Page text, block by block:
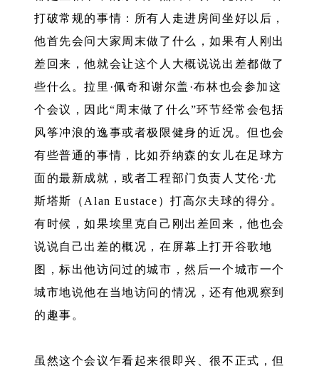
打破常规的事情：所有人走进房间坐好以后，
他首先会问大家周末做了什么，如果有人刚出
差回来，他就会让这个人大概说说出差都做了
些什么。拉里·佩奇和谢尔盖·布林也会参加这
个会议，因此“周末做了什么”环节经常会包括
风筝冲浪的逸事或者极限健身的近况。但也会
有些普通的事情，比如乔纳森的女儿在足球方
面的最新成就，或者工程部门负责人艾伦·尤
斯塔斯（Alan Eustace）打高尔夫球的得分。
有时候，如果埃里克自己刚出差回来，他也会
说说自己出差的概况，在屏幕上打开谷歌地
图，标出他访问过的城市，然后一个城市一个
城市地说他在当地访问的情况，还有他观察到
的趣事。
虽然这个会议乍看起来很即兴、很不正式，但